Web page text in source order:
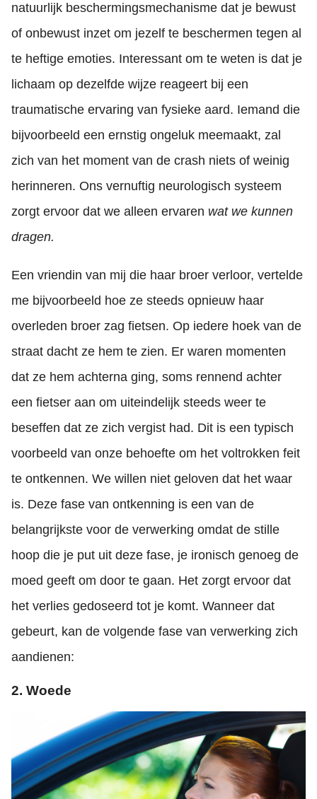
natuurlijk beschermingsmechanisme dat je bewust
of onbewust inzet om jezelf te beschermen tegen al
te heftige emoties. Interessant om te weten is dat je
lichaam op dezelfde wijze reageert bij een
traumatische ervaring van fysieke aard. Iemand die
bijvoorbeeld een ernstig ongeluk meemaakt, zal
zich van het moment van de crash niets of weinig
herinneren. Ons vernuftig neurologisch systeem
zorgt ervoor dat we alleen ervaren wat we kunnen
dragen.
Een vriendin van mij die haar broer verloor, vertelde
me bijvoorbeeld hoe ze steeds opnieuw haar
overleden broer zag fietsen. Op iedere hoek van de
straat dacht ze hem te zien. Er waren momenten
dat ze hem achterna ging, soms rennend achter
een fietser aan om uiteindelijk steeds weer te
beseffen dat ze zich vergist had. Dit is een typisch
voorbeeld van onze behoefte om het voltrokken feit
te ontkennen. We willen niet geloven dat het waar
is. Deze fase van ontkenning is een van de
belangrijkste voor de verwerking omdat de stille
hoop die je put uit deze fase, je ironisch genoeg de
moed geeft om door te gaan. Het zorgt ervoor dat
het verlies gedoseerd tot je komt. Wanneer dat
gebeurt, kan de volgende fase van verwerking zich
aandienen:
2. Woede